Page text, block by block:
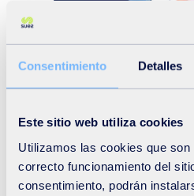
Consentimiento Detalles
Este sitio web utiliza cookies
Utilizamos las cookies que
correcto funcionamiento del
consentimiento, podrán
ON’connect™
sostenible.
Descubrir